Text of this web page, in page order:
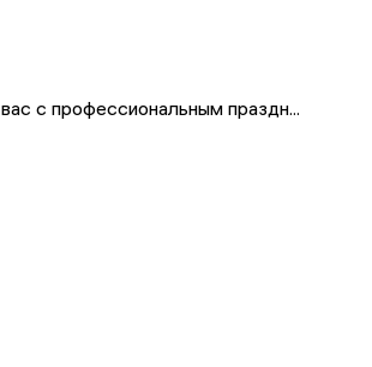
с профессиональным праздн...